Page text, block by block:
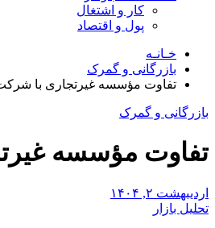
کار و اشتغال
پول و اقتصاد
خـانـه
بازرگانی و گمرک
تفاوت مؤسسه غیرتجاری با
بازرگانی و گمرک
تفاوت مؤسسه
اردیبهشت ۲, ۱۴۰۴
تحلیل بازار